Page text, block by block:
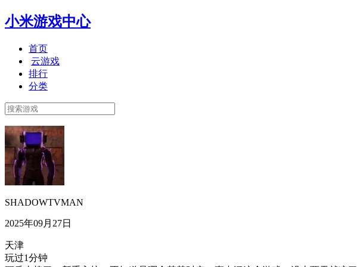
小米游戏中心
首页
云游戏
排行
分类
SHADOWTVMAN
2025年09月27日
天津
玩过1分钟